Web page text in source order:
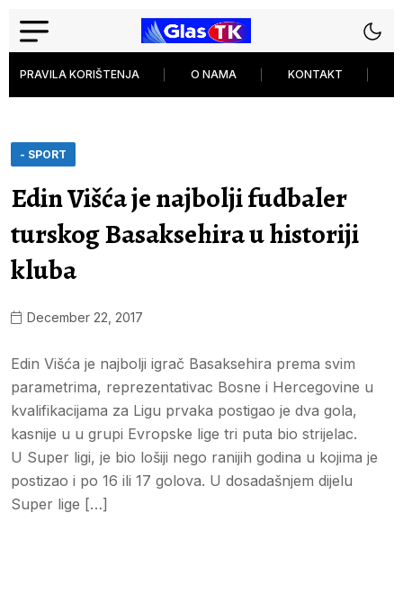
PRAVILA KORIŠTENJA O NAMA KONTAKT
- SPORT
Edin Višća je najbolji fudbaler
turskog Basaksehira u historiji
kluba
December 22, 2017
Edin Višća je najbolji igrač Basaksehira prema svim
parametrima, reprezentativac Bosne i Hercegovine u
kvalifikacijama za Ligu prvaka postigao je dva gola,
kasnije u u grupi Evropske lige tri puta bio strijelac.
U Super ligi, je bio lošiji nego ranijih godina u kojima je
postizao i po 16 ili 17 golova. U dosadašnjem dijelu
Super lige […]